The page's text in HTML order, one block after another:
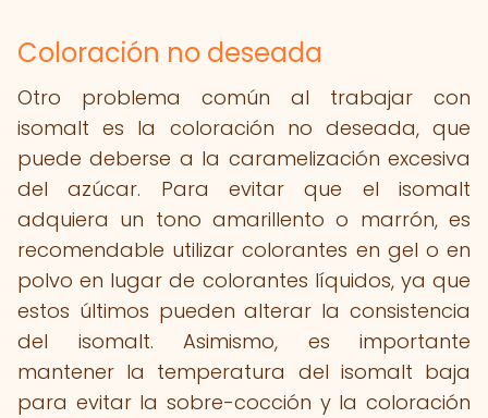
Coloración no deseada
Otro problema común al trabajar con
isomalt es la coloración no deseada, que
puede deberse a la caramelización excesiva
del azúcar. Para evitar que el isomalt
adquiera un tono amarillento o marrón, es
recomendable utilizar colorantes en gel o en
polvo en lugar de colorantes líquidos, ya que
estos últimos pueden alterar la consistencia
del isomalt. Asimismo, es importante
mantener la temperatura del isomalt baja
para evitar la sobre-cocción y la coloración